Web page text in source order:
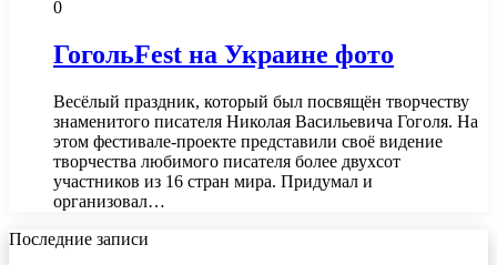
0
ГогольFest на Украине фото
Весёлый праздник, который был посвящён творчеству
знаменитого писателя Николая Васильевича Гоголя. На
этом фестивале-проекте представили своё видение
творчества любимого писателя более двухсот
участников из 16 стран мира. Придумал и
организовал…
Последние записи